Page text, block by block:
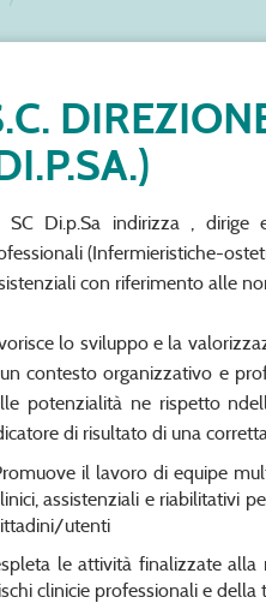
SC Di.p.Sa indirizza , dirige
(Infermieristiche-
con riferimento alle
lo sviluppo e la
contesto organizzativo e
potenzialità ne rispetto
di risultato di una
il lavoro di equipe
assistenziali e riabilitativi
utenti
le attività finalizzate alla
clinicie professionali e della